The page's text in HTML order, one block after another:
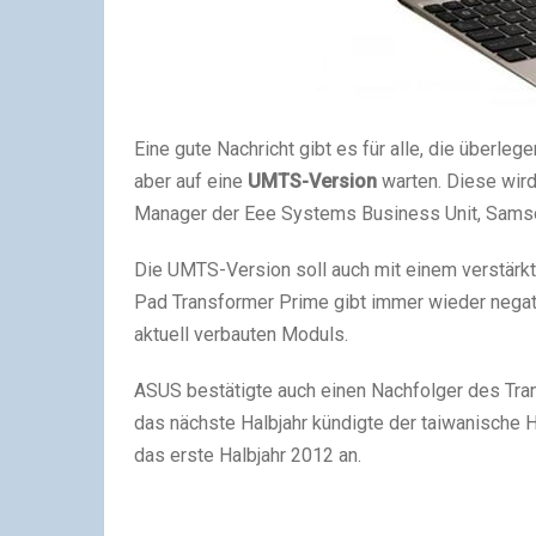
Eine gute Nachricht gibt es für alle, die
aber auf eine UMTS-Version warten. Diese
Manager der Eee Systems Business Unit,
Die UMTS-Version soll auch mit einem
Pad Transformer Prime gibt immer wieder
aktuell verbauten Moduls.
ASUS bestätigte auch einen Nachfolger des
das nächste Halbjahr kündigte der
das erste Halbjahr 2012 an.